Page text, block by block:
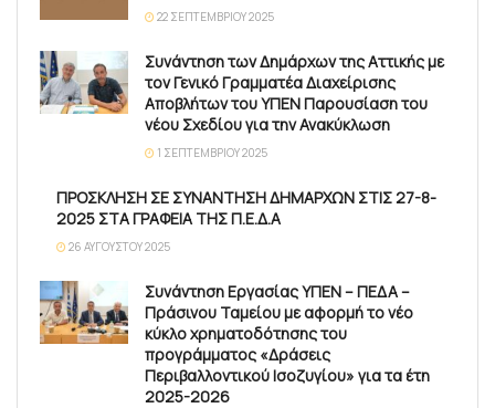
22 ΣΕΠΤΕΜΒΡΊΟΥ 2025
Συνάντηση των Δημάρχων της Αττικής με
τον Γενικό Γραμματέα Διαχείρισης
Αποβλήτων του ΥΠΕΝ Παρουσίαση του
νέου Σχεδίου για την Ανακύκλωση
1 ΣΕΠΤΕΜΒΡΊΟΥ 2025
ΠΡΟΣΚΛΗΣΗ ΣΕ ΣΥΝΑΝΤΗΣΗ ΔΗΜΑΡΧΩΝ ΣΤΙΣ 27-8-
2025 ΣΤΑ ΓΡΑΦΕΙΑ ΤΗΣ Π.Ε.Δ.Α
26 ΑΥΓΟΎΣΤΟΥ 2025
Συνάντηση Εργασίας ΥΠΕΝ – ΠΕΔΑ –
Πράσινου Ταμείου με αφορμή το νέο
κύκλο χρηματοδότησης του
προγράμματος «Δράσεις
Περιβαλλοντικού Ισοζυγίου» για τα έτη
2025-2026